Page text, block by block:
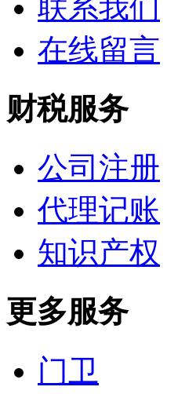
联系我们
在线留言
财税服务
公司注册
代理记账
知识产权
更多服务
门卫